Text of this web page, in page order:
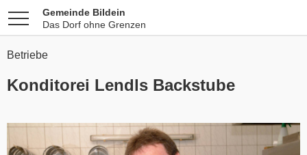
Gemeinde Bildein
Das Dorf ohne Grenzen
Betriebe
Konditorei Lendls Backstube